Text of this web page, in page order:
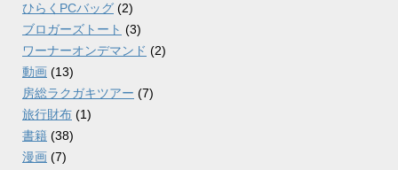
ひらくPCバッグ (2)
ブロガーズトート (3)
ワーナーオンデマンド (2)
動画 (13)
房総ラクガキツアー (7)
旅行財布 (1)
書籍 (38)
漫画 (7)